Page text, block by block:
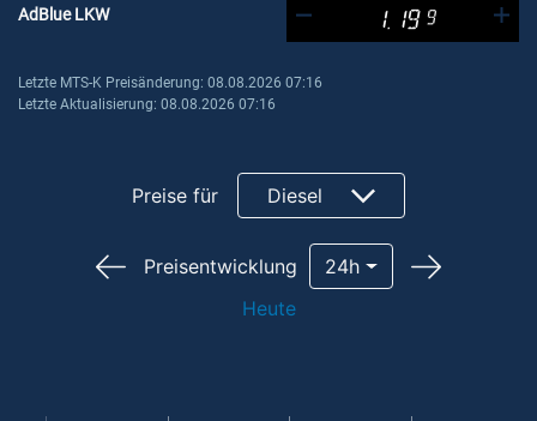
AdBlue LKW 1.19 9
Letzte MTS-K Preisänderung: 08.08.2026 07:16
Letzte Aktualisierung: 08.08.2026 07:16
Preise für Diesel
Preisentwicklung
24h
Heute